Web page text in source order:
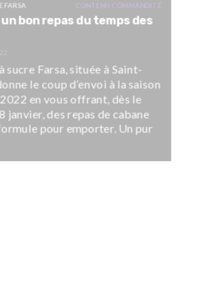
FARSA CONTENU COMMANDITÉ
bon repas du temps des
sucre Farsa, située à Saint-
le coup d’envoi à la saison
en vous offrant, dès le
janvier, des repas de cabane
pour emporter. Un pur